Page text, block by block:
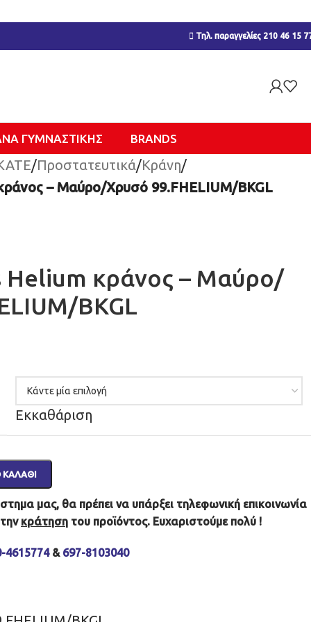
Τηλ. παραγγελίες 210 46 15
ΓΥΜΝΑΣΤΙΚΉΣ BRANDS
/Προστατευτικά/Κράνη/
– Μαύρο/Χρυσό 99.FHELIUM/BKGL
Helium κράνος – Μαύρο/
BKGL
Εκκαθάριση
μας, θα πρέπει να υπάρξει τηλεφωνική επικοινωνία
κράτηση του προϊόντος. Ευχαριστούμε πολύ !
4615774& 697-8103040